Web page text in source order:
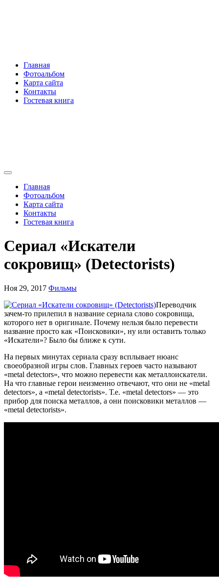
Главная
Фотоальбом
Карта сайта
Контакты
Гостевая книга
Главная
Фотоальбом
Карта сайта
Контакты
Гостевая книга
Сериал «Искатели
сокровищ» (Detectorists)
Ноя 29, 2017 Фильмы
Переводчик
зачем-то прилепил в название сериала слово сокровища,
которого нет в оригинале. Почему нельзя было перевести
название просто как «Поисковики», ну или оставить только
«Искатели»? Было бы ближе к сути.
На первых минутах сериала сразу всплывает нюанс
своеобразной игры слов. Главных героев часто называют
«metal detectors», что можно перевести как металлоискатели.
На что главные герои неизменно отвечают, что они не «metal
detectors», а «metal detectorists». Т.е. «metal detectors» — это
прибор для поиска металлов, а они поисковики металлов —
«metal detectorists».